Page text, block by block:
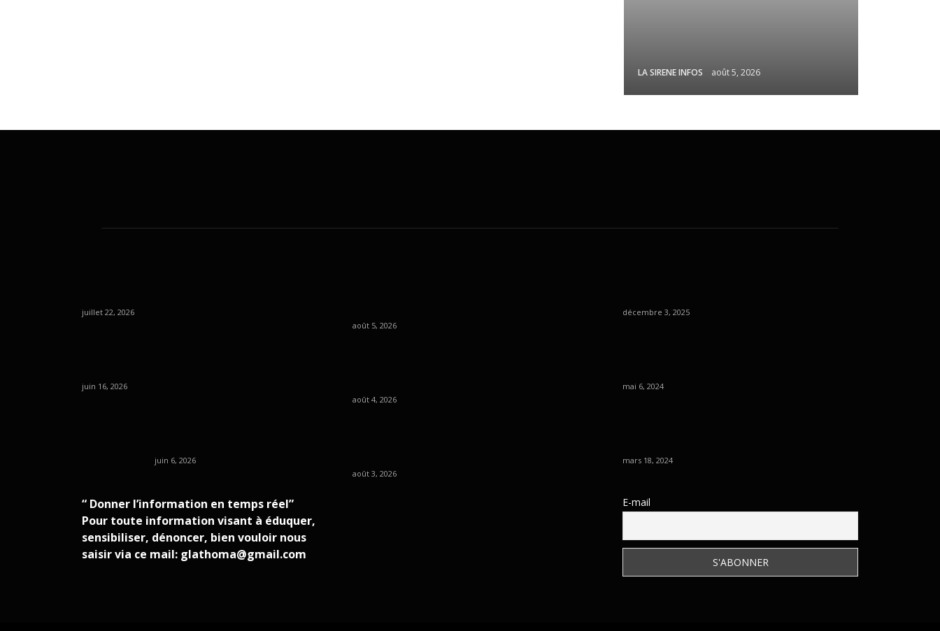
LA SIRENE INFOS août 5, 2026
juillet 22, 2026
juin 16, 2026
juin 6, 2026
“ Donner l’information en temps réel”
Pour toute information visant à éduquer,
sensibiliser, dénoncer, bien vouloir nous
saisir via ce mail: glathoma@gmail.com
août 5, 2026
août 4, 2026
août 3, 2026
décembre 3, 2025
mai 6, 2024
mars 18, 2024
E-mail